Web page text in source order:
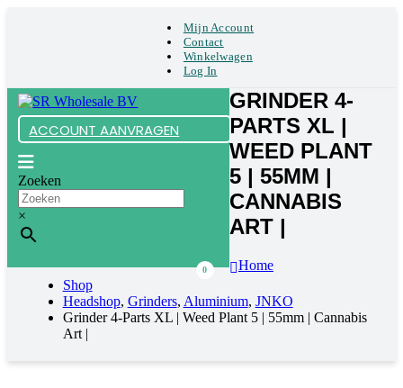
Mijn Account
Contact
Winkelwagen
Log In
ACCOUNT AANVRAGEN
Zoeken
×
0
GRINDER 4-
PARTS XL |
WEED PLANT
5 | 55MM |
CANNABIS
ART |
Home
Shop
Headshop, Grinders, Aluminium, JNKO
Grinder 4-Parts XL | Weed Plant 5 | 55mm | Cannabis
Art |